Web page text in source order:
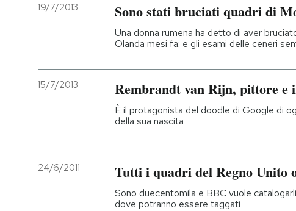
19/7/2013 Sono stati bruciati quadri di
Una donna rumena ha detto di aver
Olanda mesi fa: e gli esami delle ceneri
15/7/2013 Rembrandt van Rijn, pittore e
È il protagonista del doodle di Google di
della sua nascita
24/6/2011 Tutti i quadri del Regno Unito
Sono duecentomila e BBC vuole
dove potranno essere taggati